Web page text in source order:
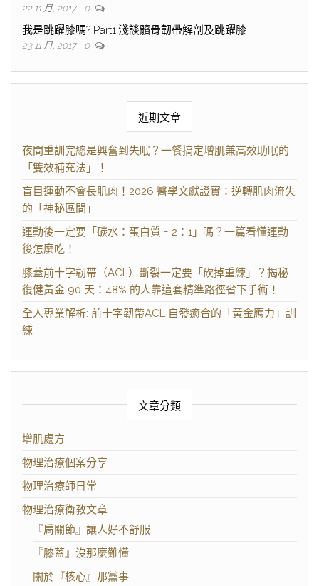
22 11 月, 2017 0
我是跳躍膝嗎? Part1:淺談髕骨韌帶解剖及跳躍膝
23 11 月, 2017 0
近期文章
夜間重訓完總是興奮到失眠？一餐搞定增肌兼高效助眠的
「雙效補充法」！
盲目運動不會長肌肉！2026 醫學文獻證實：逆轉肌肉流失
的「神秘區間」
運動後一定要「碳水：蛋白質 = 2：1」嗎？一篇看懂運動
後怎麼吃！
膝蓋前十字韌帶（ACL）斷裂一定要「砍掉重練」？揭秘
復健黃金 90 天：48% 的人靠這套精準路徑省下手術！
全人專業解析: 前十字韌帶ACL 自發癒合的「黃金應力」訓
練
文章分類
增肌處方
物理治療個案分享
物理治療師日常
物理治療衛教文章
『肩關節』讓人好不舒服
『膝蓋』沒那麼難懂
關於『核心』那黨事